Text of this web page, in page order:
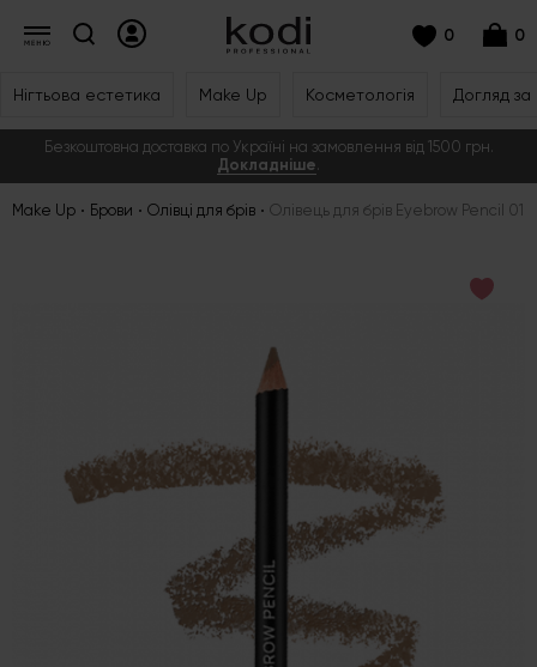
0 0
Нігтьова естетика Make Up Косметологія Догляд
Безкоштовна доставка по Україні на замовлення від 1500 грн.
Докладніше.
Make Up Брови Олівці для брів Олівець для брів Eyebrow Pencil 01B